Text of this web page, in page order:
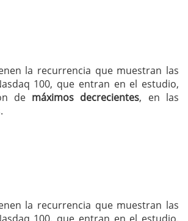
la recurrencia que muestran las
100, que entran en el estudio,
de máximos decrecientes, en las
la recurrencia que muestran las